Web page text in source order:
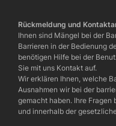
Rückmeldung und
Ihnen sind Mängel bei der
Barrieren in der Bedienung
benötigen Hilfe bei der
Sie mit uns Kontakt auf.
Wir erklären Ihnen, welche
Ausnahmen wir bei der
gemacht haben. Ihre
und innerhalb der